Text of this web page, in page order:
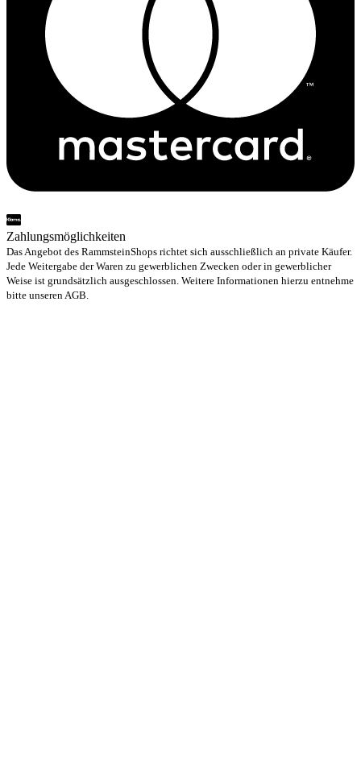
Zahlungsmöglichkeiten
Das Angebot des RammsteinShops richtet sich ausschließlich an private Käufer.
Jede Weitergabe der Waren zu gewerblichen Zwecken oder in gewerblicher
Weise ist grundsätzlich ausgeschlossen. Weitere Informationen hierzu entnehme
bitte unseren AGB.